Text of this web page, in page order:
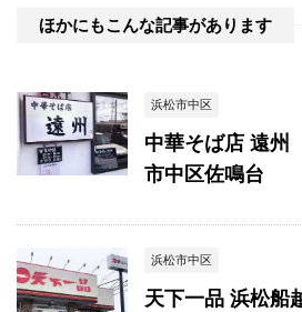
ほかにもこんな記事があります
浜松市中区
中華そば店 遠州
市中区佐鳴台
浜松市中区
天下一品 浜松船